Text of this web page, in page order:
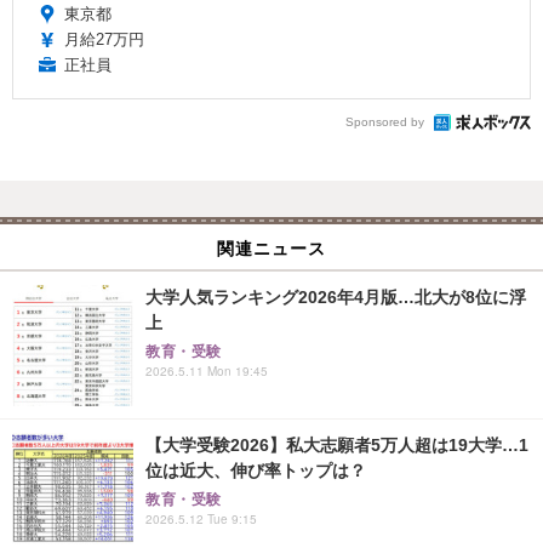
東京都
月給27万円
正社員
Sponsored by
関連ニュース
大学人気ランキング2026年4月版…北大が8位に浮
上
教育・受験
2026.5.11 Mon 19:45
【大学受験2026】私大志願者5万人超は19大学…1
位は近大、伸び率トップは？
教育・受験
2026.5.12 Tue 9:15